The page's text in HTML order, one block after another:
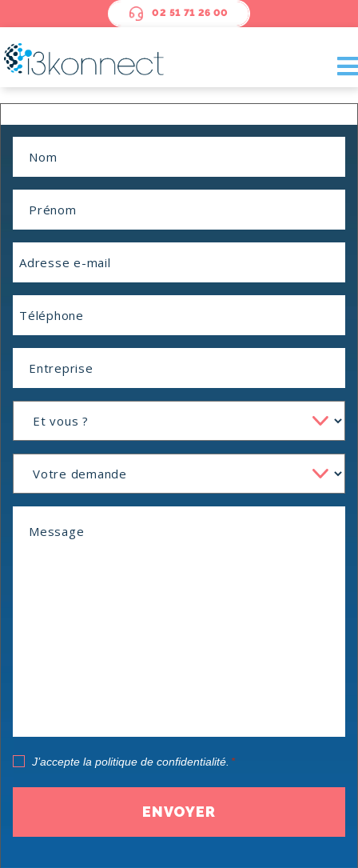
02 51 71 26 00
mail
Vous
RGPD
J’accepte la politique de confidentialité. *
Panneau de gestion des cookies